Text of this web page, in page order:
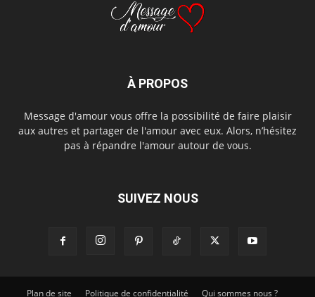
À PROPOS
Message d'amour vous offre la possibilité de faire plaisir
aux autres et partager de l'amour avec eux. Alors, n’hésitez
pas à répandre l'amour autour de vous.
SUIVEZ NOUS
Plan de site Politique de confidentialité Qui sommes nous ?